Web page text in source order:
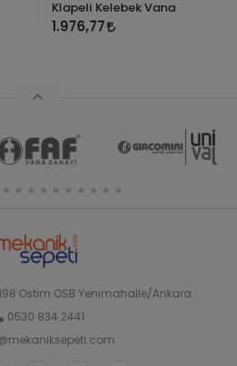
Klapeli Kelebek Vana
1.976,77
198 Ostim OSB Yenimahalle/Ankara
0530 834 2441